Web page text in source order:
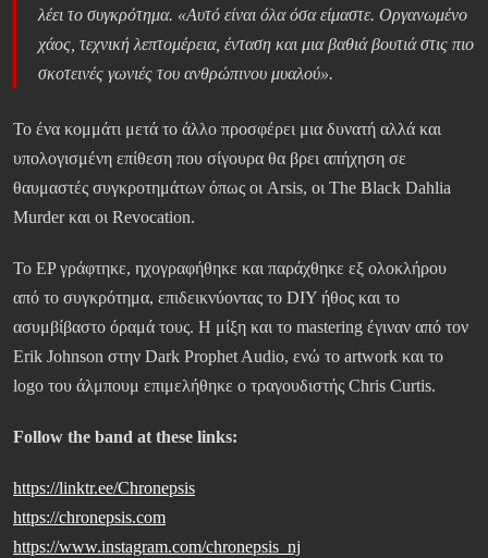
λέει το συγκρότημα. «Αυτό είναι όλα όσα είμαστε. Οργανωμένο
χάος, τεχνική λεπτομέρεια, ένταση και μια βαθιά βουτιά στις πιο
σκοτεινές γωνιές του ανθρώπινου μυαλού».
Το ένα κομμάτι μετά το άλλο προσφέρει μια δυνατή αλλά και
υπολογισμένη επίθεση που σίγουρα θα βρει απήχηση σε
θαυμαστές συγκροτημάτων όπως οι Arsis, οι The Black Dahlia
Murder και οι Revocation.
Το EP γράφτηκε, ηχογραφήθηκε και παράχθηκε εξ ολοκλήρου
από το συγκρότημα, επιδεικνύοντας το DIY ήθος και το
ασυμβίβαστο όραμά τους. Η μίξη και το mastering έγιναν από τον
Erik Johnson στην Dark Prophet Audio, ενώ το artwork και το
logo του άλμπουμ επιμελήθηκε ο τραγουδιστής Chris Curtis.
Follow the band at these links:
https://linktr.ee/Chronepsis
https://chronepsis.com
https://www.instagram.com/chronepsis_nj